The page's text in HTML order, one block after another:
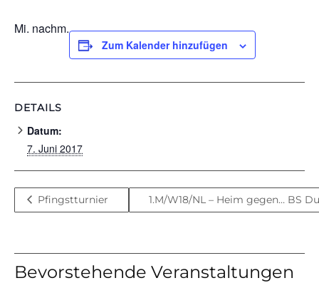
Mi. nachm.
Zum Kalender hinzufügen
DETAILS
Datum:
7. Juni 2017
Pfingstturnier 1.M/W18/NL – Heim gegen… BS
Bevorstehende Veranstaltungen